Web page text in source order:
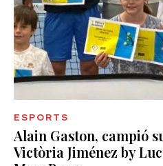
ESPORTS
Alain Gaston, campió
Victòria Jiménez by